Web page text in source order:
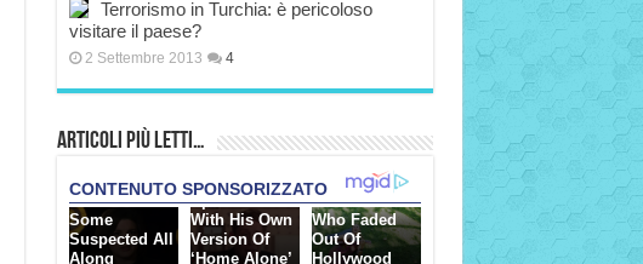
Terrorismo in Turchia: è pericoloso
visitare il paese?
2 Settembre 2013 4
Articoli più Letti…